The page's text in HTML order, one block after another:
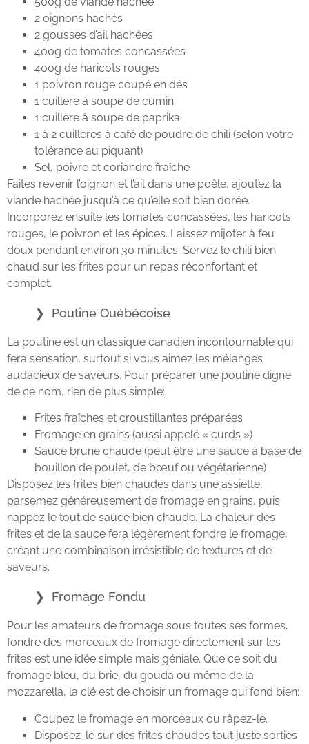
2 oignons hachés
2 gousses d’ail hachées
400g de tomates concassées
400g de haricots rouges
1 poivron rouge coupé en dés
1 cuillère à soupe de cumin
1 cuillère à soupe de paprika
1 à 2 cuillères à café de poudre de chili (selon votre
tolérance au piquant)
Sel, poivre et coriandre fraîche
Faites revenir l’oignon et l’ail dans une poêle, ajoutez la
viande hachée jusqu’à ce qu’elle soit bien dorée.
Incorporez ensuite les tomates concassées, les haricots
rouges, le poivron et les épices. Laissez mijoter à feu
doux pendant environ 30 minutes. Servez le chili bien
chaud sur les frites pour un repas réconfortant et
complet.
Poutine Québécoise
La poutine est un classique canadien incontournable qui
fera sensation, surtout si vous aimez les mélanges
audacieux de saveurs. Pour préparer une poutine digne
de ce nom, rien de plus simple:
Frites fraîches et croustillantes préparées
Fromage en grains (aussi appelé « curds »)
Sauce brune chaude (peut être une sauce à base de
bouillon de poulet, de bœuf ou végétarienne)
Disposez les frites bien chaudes dans une assiette,
parsemez généreusement de fromage en grains, puis
nappez le tout de sauce bien chaude. La chaleur des
frites et de la sauce fera légèrement fondre le fromage,
créant une combinaison irrésistible de textures et de
saveurs.
Fromage Fondu
Pour les amateurs de fromage sous toutes ses formes,
fondre des morceaux de fromage directement sur les
frites est une idée simple mais géniale. Que ce soit du
fromage bleu, du brie, du gouda ou même de la
mozzarella, la clé est de choisir un fromage qui fond bien:
Coupez le fromage en morceaux ou râpez-le.
Disposez-le sur des frites chaudes tout juste sorties